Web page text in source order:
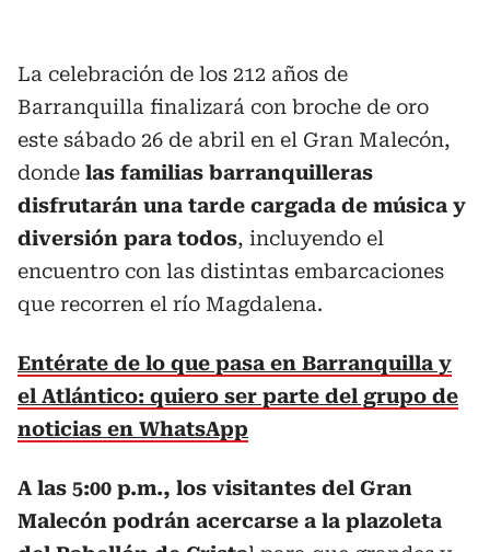
La celebración de los 212 años de
Barranquilla finalizará con broche de oro
este sábado 26 de abril en el Gran Malecón,
donde las familias barranquilleras
disfrutarán una tarde cargada de música y
diversión para todos, incluyendo el
encuentro con las distintas embarcaciones
que recorren el río Magdalena.
Entérate de lo que pasa en Barranquilla y
el Atlántico: quiero ser parte del grupo de
noticias en WhatsApp
A las 5:00 p.m., los visitantes del Gran
Malecón podrán acercarse a la plazoleta